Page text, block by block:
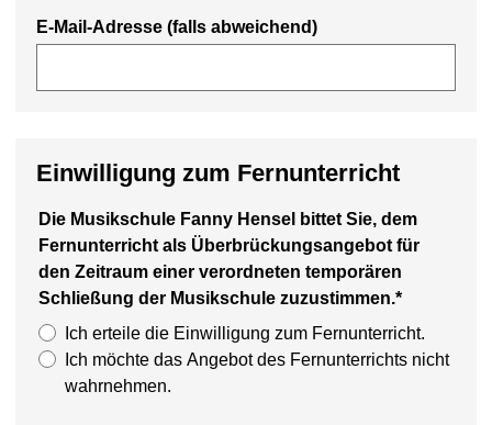
E-Mail-Adresse (falls abweichend)
Einwilligung zum Fernunterricht
Die Musikschule Fanny Hensel bittet Sie, dem
Fernunterricht als Überbrückungsangebot für
den Zeitraum einer verordneten temporären
Schließung der Musikschule zuzustimmen.*
Ich erteile die Einwilligung zum Fernunterricht.
Ich möchte das Angebot des Fernunterrichts nicht
wahrnehmen.